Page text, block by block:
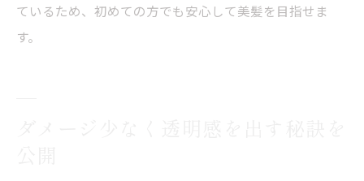
ているため、初めての方でも安心して美髪を目指せま
す。